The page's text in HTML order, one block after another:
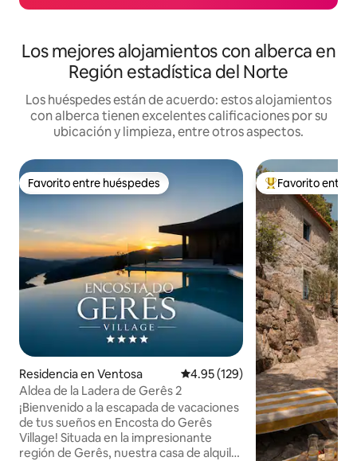
Los mejores alojamientos con alberca en
Región estadística del Norte
Los huéspedes están de acuerdo: estos alojamientos
con alberca tienen excelentes calificaciones por su
ubicación y limpieza, entre otros aspectos.
Favorito entre huéspedes
Favorito entre huéspedes
Residencia en Ventosa Calificación promedio: 4.95 de
4.95 (129)
Aldea de la Ladera de Gerês 2
¡Bienvenido a la escapada de vacaciones
de tus sueños en Encosta do Gerês
Village! Situada en la impresionante
región de Gerês, nuestra casa de alquiler
De los mejores
Favorito entre